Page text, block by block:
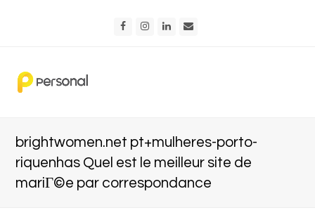
FacebookInstagram
LinkedIn
brightwomen.net pt+mulheres-porto-
riquenhas Quel est le meilleur site de
mariГ©e par correspondance